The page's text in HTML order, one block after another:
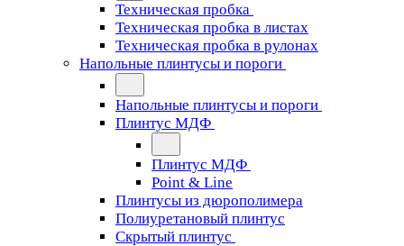
Техническая пробка
Техническая пробка в листах
Техническая пробка в рулонах
Напольные плинтусы и пороги
Напольные плинтусы и пороги
Плинтус МДФ
Плинтус МДФ
Point & Line
Плинтусы из дюрополимера
Полиуретановый плинтус
Скрытый плинтус